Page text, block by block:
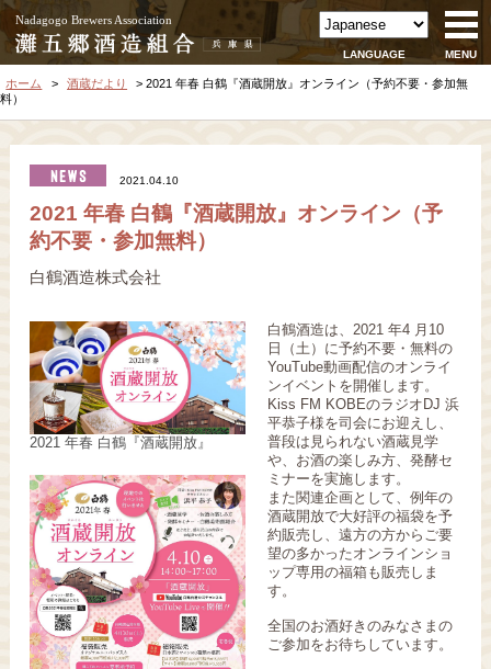
Nadagogo Brewers Association
LANGUAGE MENU
ホーム 酒蔵だより
2021 年春 白鶴『酒蔵開放』オンライン（予約不要・参加無
料）
2021.04.10
2021 年春 白鶴『酒蔵開放』オンライン（予
約不要・参加無料）
白鶴酒造株式会社
2021 年春 白鶴『酒蔵開放』
白鶴酒造は、2021 年4 月10
日（土）に予約不要・無料の
YouTube動画配信のオンライ
ンイベントを開催します。
Kiss FM KOBEのラジオDJ 浜
平恭子様を司会にお迎えし、
普段は見られない酒蔵見学
や、お酒の楽しみ方、発酵セ
ミナーを実施します。
また関連企画として、例年の
酒蔵開放で大好評の福袋を予
約販売し、遠方の方からご要
望の多かったオンラインショ
ップ専用の福箱も販売しま
す。
全国のお酒好きのみなさまの
ご参加をお待ちしています。